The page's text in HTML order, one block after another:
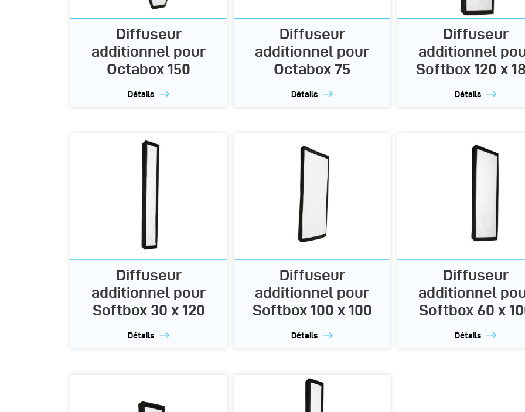
Diffuseur
additionnel pour
Octabox 150
Détails
Diffuseur
additionnel pour
Octabox 75
Détails
Diffuseur
additionnel
Softbox 120 x
Détails
Diffuseur
additionnel pour
Softbox 30 x 120
Détails
Diffuseur
additionnel pour
Softbox 100 x 100
Détails
Diffuseur
additionnel
Softbox 60 x
Détails